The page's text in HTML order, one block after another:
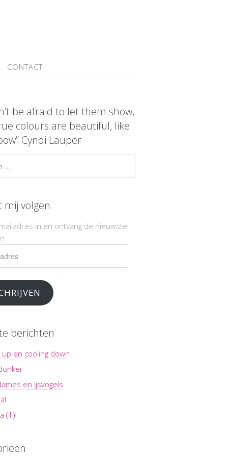
CONTACT
be afraid to let them show,
colours are beautiful, like
Cyndi Lauper
mij volgen
in en ontvang de nieuwste
berichten
en cooling down
en ijsvogels
(1)